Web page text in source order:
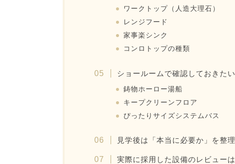
ワークトップ（人造大理石）
レンジフード
家事楽シンク
コンロトップの種類
ショールームで確認しておきた
鋳物ホーロー湯船
キープクリーンフロア
ぴったりサイズシステムバス
見学後は「本当に必要か」を整
実際に採用した設備のレビュー